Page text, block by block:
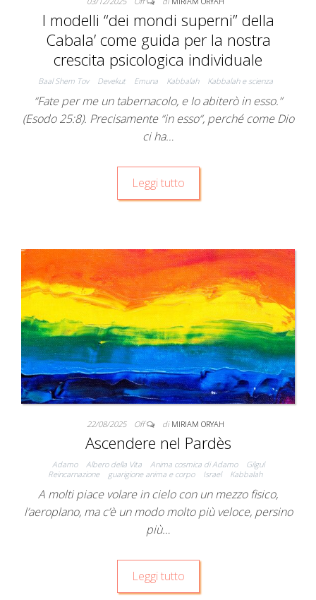
I modelli “dei mondi superni” della
Cabala’ come guida per la nostra
crescita psicologica individuale
Baal Shem Tov Devekut Emuna Kabbalah Kabbalah e scienza
“Fate per me un tabernacolo, e Io abiterò in esso.”
(Esodo 25:8). Precisamente “in esso“, perché come Dio
ci ha…
Leggi tutto
22/08/2025 Off di MIRIAM ORYAH
Ascendere nel Pardès
Adamo Albero della Vita Anima cosmica di Adamo
Gilgul
Reincarnazione
guarigione anima e corpo Israel Kabbalah
A molti piace volare in cielo con un mezzo fisico,
l’aeroplano, ma c’è un modo molto più veloce, persino
più…
Leggi tutto